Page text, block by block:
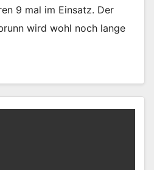
9 mal im Einsatz. Der
wird wohl noch lange